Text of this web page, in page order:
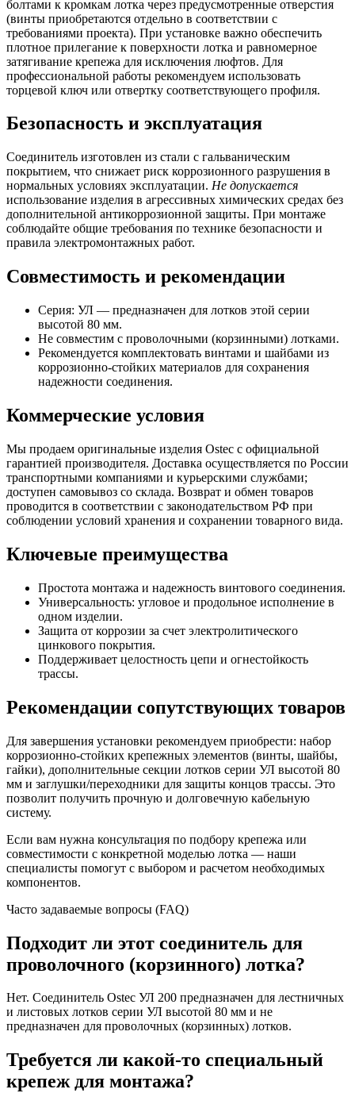
болтами к кромкам лотка через предусмотренные отверстия
(винты приобретаются отдельно в соответствии с
требованиями проекта). При установке важно обеспечить
плотное прилегание к поверхности лотка и равномерное
затягивание крепежа для исключения люфтов. Для
профессиональной работы рекомендуем использовать
торцевой ключ или отвертку соответствующего профиля.
Безопасность и эксплуатация
Соединитель изготовлен из стали с гальваническим
покрытием, что снижает риск коррозионного разрушения в
нормальных условиях эксплуатации. Не допускается
использование изделия в агрессивных химических средах без
дополнительной антикоррозионной защиты. При монтаже
соблюдайте общие требования по технике безопасности и
правила электромонтажных работ.
Совместимость и рекомендации
Серия: УЛ — предназначен для лотков этой серии
высотой 80 мм.
Не совместим с проволочными (корзинными) лотками.
Рекомендуется комплектовать винтами и шайбами из
коррозионно-стойких материалов для сохранения
надежности соединения.
Коммерческие условия
Мы продаем оригинальные изделия Ostec с официальной
гарантией производителя. Доставка осуществляется по России
транспортными компаниями и курьерскими службами;
доступен самовывоз со склада. Возврат и обмен товаров
проводится в соответствии с законодательством РФ при
соблюдении условий хранения и сохранении товарного вида.
Ключевые преимущества
Простота монтажа и надежность винтового соединения.
Универсальность: угловое и продольное исполнение в
одном изделии.
Защита от коррозии за счет электролитического
цинкового покрытия.
Поддерживает целостность цепи и огнестойкость
трассы.
Рекомендации сопутствующих товаров
Для завершения установки рекомендуем приобрести: набор
коррозионно-стойких крепежных элементов (винты, шайбы,
гайки), дополнительные секции лотков серии УЛ высотой 80
мм и заглушки/переходники для защиты концов трассы. Это
позволит получить прочную и долговечную кабельную
систему.
Если вам нужна консультация по подбору крепежа или
совместимости с конкретной моделью лотка — наши
специалисты помогут с выбором и расчетом необходимых
компонентов.
Часто задаваемые вопросы (FAQ)
Подходит ли этот соединитель для
проволочного (корзинного) лотка?
Нет. Соединитель Ostec УЛ 200 предназначен для лестничных
и листовых лотков серии УЛ высотой 80 мм и не
предназначен для проволочных (корзинных) лотков.
Требуется ли какой‑то специальный
крепеж для монтажа?